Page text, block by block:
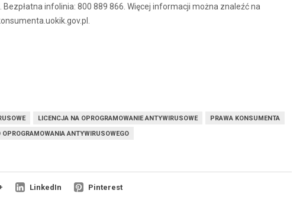
infolinia: 800 889 866. Więcej informacji można znaleźć na
LICENCJA NA OPROGRAMOWANIE ANTYWIRUSOWE
PRAWA KONSUMENTA
ANTYWIRUSOWEGO
LinkedIn Pinterest